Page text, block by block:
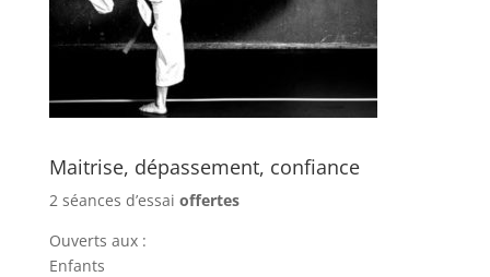
Maitrise, dépassement, confiance
2 séances d’essai offertes
Ouverts aux :
Enfants